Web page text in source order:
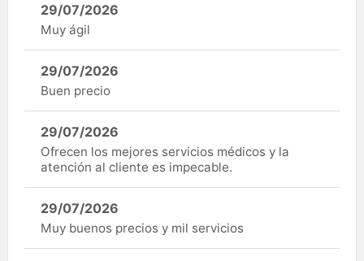
29/07/2026
Muy ágil
29/07/2026
Buen precio
29/07/2026
Ofrecen los mejores servicios médicos y la
atención al cliente es impecable.
29/07/2026
Muy buenos precios y mil servicios